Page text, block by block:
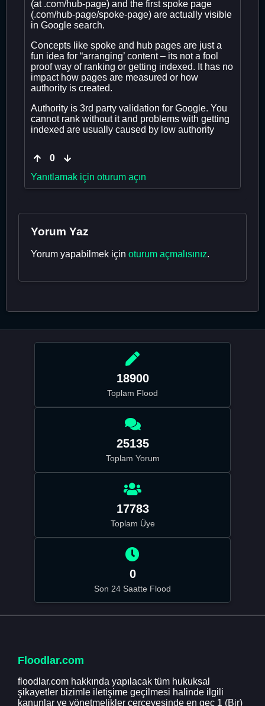
(at .com/hub-page) and the first spoke page
(.com/hub-page/spoke-page) are actually visible
in Google search.
Concepts like spoke and hub pages are just a
fun idea for “arranging’ content – its not a fool
proof way of ranking or getting indexed. It has no
impact how pages are measured or how
authority is created.
Authority is 3rd party validation for Google. You
cannot rank without it and problems with getting
indexed are usually caused by low authority
0
Yanıtlamak için oturum açın
Yorum Yaz
Yorum yapabilmek için oturum açmalısınız.
18900
Toplam Flood
25135
Toplam Yorum
17783
Toplam Üye
0
Son 24 Saatte Flood
Floodlar.com
floodlar.com hakkında yapılacak tüm hukuksal
şikayetler bizimle iletişime geçilmesi halinde ilgili
kanunlar ve yönetmelikler çerçevesinde en geç 1 (Bir)